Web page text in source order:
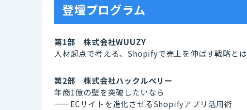
登壇プログラム
第1部 株式会社WUUZY
人材起点で考える、Shopifyで売上を伸ばす戦略とは
第2部 株式会社ハックルベリー
年商1億の壁を突破したいなら
——ECサイトを進化させるShopifyアプリ活用術